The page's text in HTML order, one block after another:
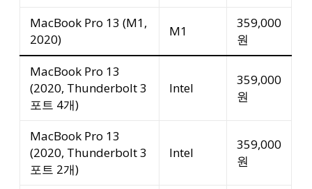
MacBook Pro 13 (M1,
2020)
M1
359,000
원
MacBook Pro 13
(2020, Thunderbolt 3
포트 4개)
Intel
359,000
원
MacBook Pro 13
(2020, Thunderbolt 3
포트 2개)
Intel
359,000
원